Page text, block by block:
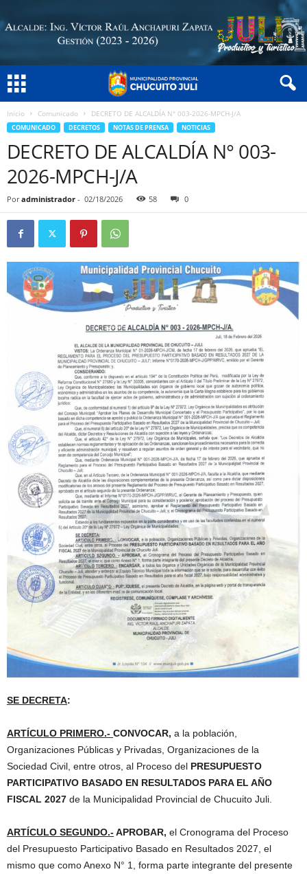
Inicio Comunicado DECRETO DE ALCALDÍA N° 003-2026-MPCH-J/A
COMUNICADO DECRETOS NOTAS DE PRENSA NOTICIAS
DECRETO DE ALCALDÍA N° 003-
2026-MPCH-J/A
Por administrador - 02/18/2026 58 0
SE DECRETA:
ARTÍCULO PRIMERO.- CONVOCAR, a la población,
Organizaciones Públicas y Privadas, Organizaciones de la
Sociedad Civil, entre otros, al Proceso del PRESUPUESTO
PARTICIPATIVO BASADO EN RESULTADOS PARA EL AÑO
FISCAL 2027 de la Municipalidad Provincial de Chucuito Juli.
ARTÍCULO SEGUNDO.-APROBAR, el Cronograma del Proceso
del Presupuesto Participativo Basado en Resultados 2027, el
mismo que como Anexo N° 1, forma parte integrante del presente